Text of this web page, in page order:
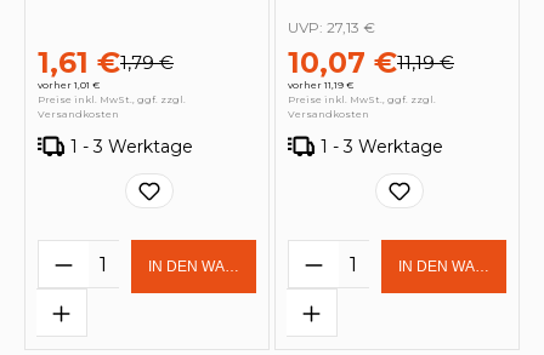
1,61 €1,79 €
vorher 1,01 €
Preise inkl. MwSt., ggf. zzgl.
Versandkosten
1 - 3 Werktage
Produkt Anzahl: Gib den
IN DEN WARENKORB
10,07 €11,19 €
vorher 11,19 €
UVP: 27,13 €
Preise inkl. MwSt., ggf. zzgl.
Versandkosten
1 - 3 Werktage
Produkt Anzahl:
IN DEN